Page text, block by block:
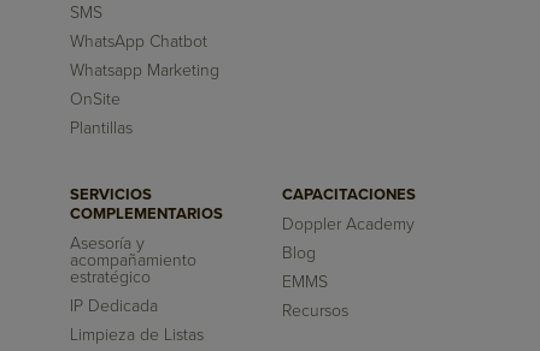
SMS
WhatsApp Chatbot
Whatsapp Marketing
OnSite
Plantillas
SERVICIOS
COMPLEMENTARIOS
Asesoría y
acompañamiento
estratégico
IP Dedicada
Limpieza de Listas
CAPACITACIONES
Doppler Academy
Blog
EMMS
Recursos